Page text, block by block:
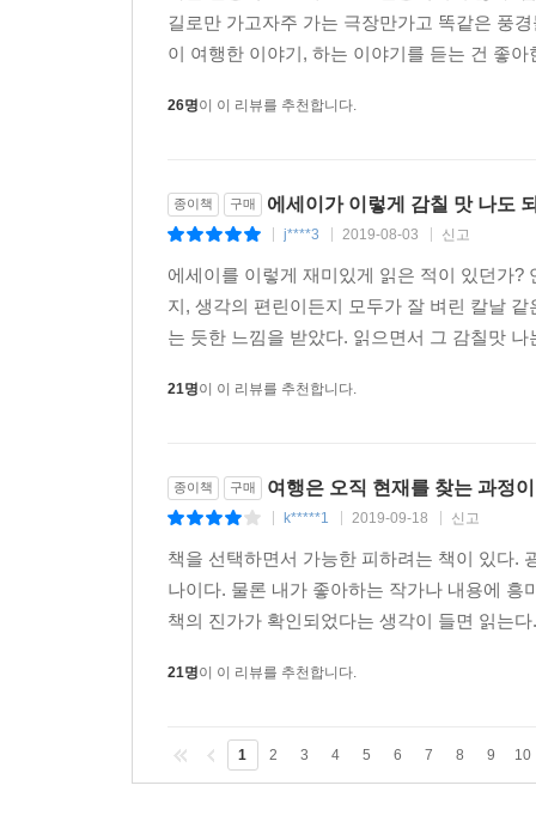
길로만 가고자주 가는 극장만가고 똑같은 풍
이 여행한 이야기, 하는 이야기를 듣는 건 좋
26명이 이 리뷰를 추천합니다.
종이책 구매 에세이가 이렇게 감칠 맛 나도
j****3 2019-08-03 신고
에세이를 이렇게 재미있게 읽은 적이 있던가
지, 생각의 편린이든지 모두가 잘 벼린 칼날
는 듯한 느낌을 받았다. 읽으면서 그 감칠맛
21명이 이 리뷰를 추천합니다.
종이책 구매 여행은 오직 현재를 찾는 과정
k*****1 2019-09-18 신고
책을 선택하면서 가능한 피하려는 책이 있다.
나이다. 물론 내가 좋아하는 작가나 내용에
책의 진가가 확인되었다는 생각이 들면 읽는
21명이 이 리뷰를 추천합니다.
1 2 3 4 5 6 7 8 9 10